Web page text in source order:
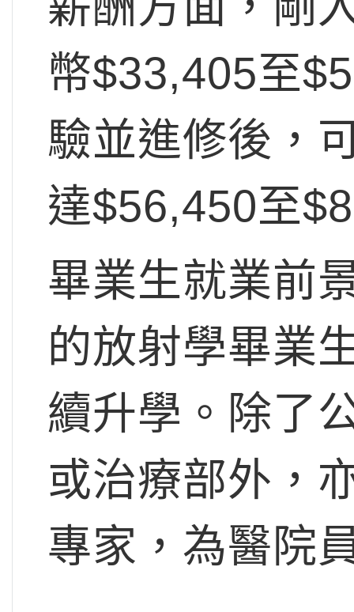
幣$33,405至
驗並進修後，
達$56,450至
畢業生就業前
的放射學畢業
續升學。除了
或治療部外，
專家，為醫院